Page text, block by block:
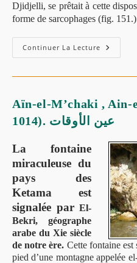
Djidjelli, se prêtait à cette
forme de sarcophages (fig. 151.)
Continuer La Lecture
Aïn-el-M’chaki ,
1014). عين الأوقات
La fontaine
miraculeuse du
pays des
Ketama est
signalée par El-
Bekri, géographe
arabe du Xie siècle
de notre ère. Cette fontaine est
pied d’une montagne appelée